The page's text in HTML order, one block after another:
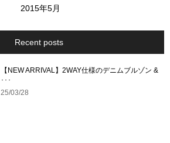
2015年5月
Recent posts
【NEW ARRIVAL】2WAY仕様のデニムブルゾン &
･･･
25/03/28